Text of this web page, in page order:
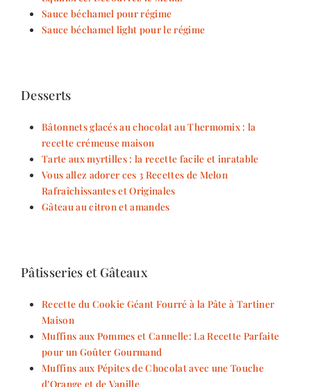
Sauce béchamel pour régime
Sauce béchamel light pour le régime
Desserts
Bâtonnets glacés au chocolat au Thermomix : la
recette crémeuse maison
Tarte aux myrtilles : la recette facile et inratable
Vous allez adorer ces 3 Recettes de Melon
Rafraîchissantes et Originales
Gâteau au citron et amandes
Pâtisseries et Gâteaux
Recette du Cookie Géant Fourré à la Pâte à Tartiner
Maison
Muffins aux Pommes et Cannelle: La Recette Parfaite
pour un Goûter Gourmand
Muffins aux Pépites de Chocolat avec une Touche
d’Orange et de Vanille